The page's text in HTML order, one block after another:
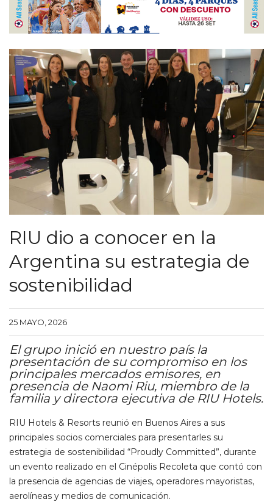
RIU dio a conocer en la
Argentina su estrategia de
sostenibilidad
25 MAYO, 2026
El grupo inició en nuestro país la
presentación de su compromiso en los
principales mercados emisores, en
presencia de Naomi Riu, miembro de la
familia y directora ejecutiva de RIU Hotels.
RIU Hotels & Resorts reunió en Buenos Aires a sus
principales socios comerciales para presentarles su
estrategia de sostenibilidad “Proudly Committed”, durante
un evento realizado en el Cinépolis Recoleta que contó con
la presencia de agencias de viajes, operadores mayoristas,
aerolíneas y medios de comunicación.